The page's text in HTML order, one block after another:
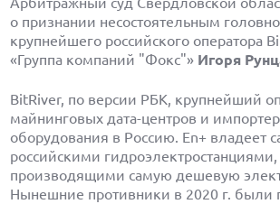
о признании несостоятельным
крупнейшего российского оператора
«Группа компаний "Фокс"» Игоря
BitRiver, по версии РБК, крупнейший
майнинговых дата-центров и
оборудования в Россию. En+
российскими гидроэлектростанциями,
производящими самую дешевую
Нынешние противники в 2020 г. были